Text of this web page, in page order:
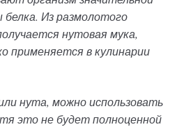
Из размолотого
нутовая мука,
применяется в кулинарии
нута, можно использовать
это не будет полноценной